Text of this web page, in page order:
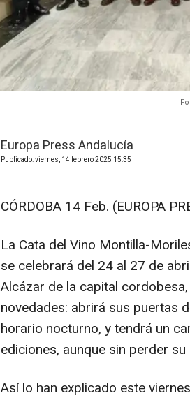
Europa Press Andalucía
Publicado: viernes, 14 febrero 2025 15:35
CÓRDOBA 14 Feb. (EUROPA
La Cata del Vino Montilla-
se celebrará del 24 al 27 de
Alcázar de la capital
novedades: abrirá sus puertas
horario nocturno, y tendrá un
ediciones, aunque sin perder
Así lo han explicado este